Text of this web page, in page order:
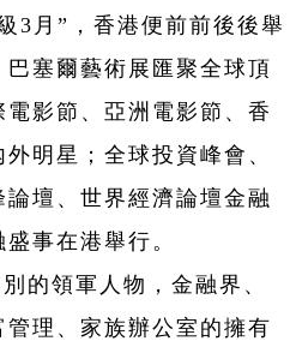
3月”，香港便前前後後舉
塞爾藝術展匯聚全球頂
影節、亞洲電影節、香
明星；全球投資峰會、
壇、世界經濟論壇金融
事在港舉行。
的領軍人物，金融界、
理、家族辦公室的擁有